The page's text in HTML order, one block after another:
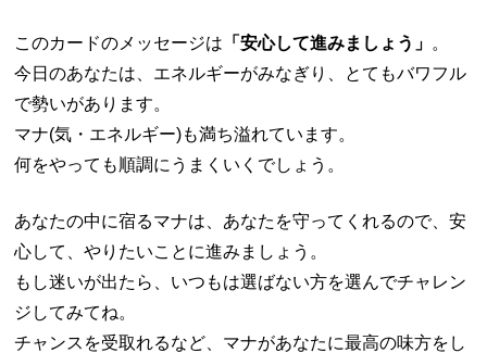
このカードのメッセージは 「安心して進みましょう」 。
今日のあなたは、エネルギーがみなぎり、とてもバワフル
で勢いがあります。
マナ(気・エネルギー)も満ち溢れています。
何をやっても順調にうまくいくでしょう。
あなたの中に宿るマナは、あなたを守ってくれるので、安
心して、やりたいことに進みましょう。
もし迷いが出たら、いつもは選ばない方を選んでチャレン
ジしてみてね。
チャンスを受取れるなど、マナがあなたに最高の味方をし